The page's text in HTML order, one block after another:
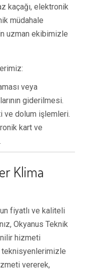
kaçağı, elektronik
müdahale
uzman ekibimizle
veya
giderilmesi.
ve dolum işlemleri.
kart ve
Klima
fiyatlı ve kaliteli
Okyanus Teknik
hizmeti
teknisyenlerimizle
vererek,